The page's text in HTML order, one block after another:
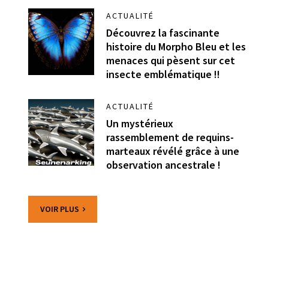
ACTUALITÉ
Découvrez la fascinante
histoire du Morpho Bleu et les
menaces qui pèsent sur cet
insecte emblématique !!
ACTUALITÉ
Un mystérieux
rassemblement de requins-
marteaux révélé grâce à une
observation ancestrale !
VOIR PLUS